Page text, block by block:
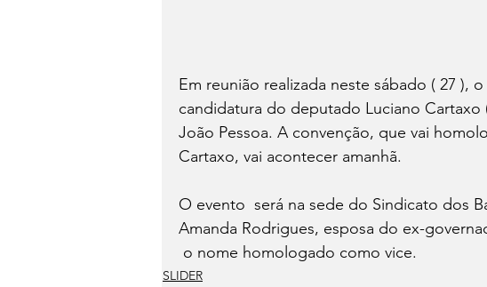
Em reunião realizada neste sábado ( 27 ),
candidatura do deputado Luciano Cartaxo
João Pessoa. A convenção, que vai
Cartaxo, vai acontecer amanhã.
O evento  será na sede do Sindicato dos
Amanda Rodrigues, esposa do ex-
o nome homologado como vice.
SLIDER